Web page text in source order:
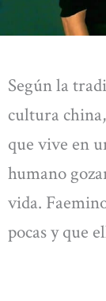
Según la
cultura
que vive en
humano
vida.
pocas y que